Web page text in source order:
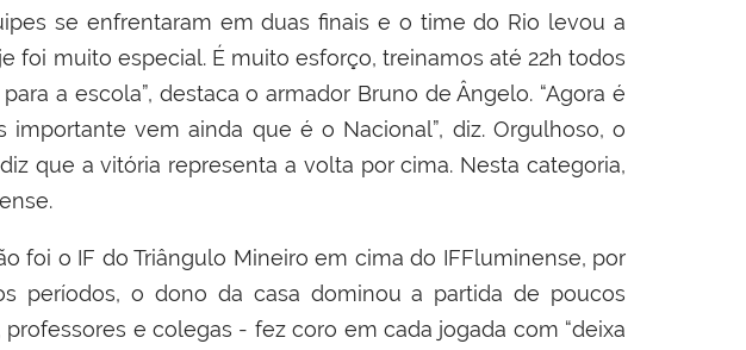
se enfrentaram em duas finais e o time do Rio levou a
foi muito especial. É muito esforço, treinamos até 22h todos
a escola”, destaca o armador Bruno de Ângelo. “Agora é
vem ainda que é o Nacional”, diz. Orgulhoso, o
que a vitória representa a volta por cima. Nesta categoria,
foi o IF do Triângulo Mineiro em cima do IFFluminense, por
períodos, o dono da casa dominou a partida de poucos
e colegas - fez coro em cada jogada com “deixa